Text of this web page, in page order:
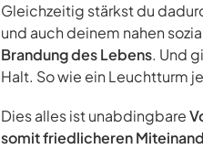
Gleichzeitig stärkst du
und auch deinem nahen
Brandung des Lebens. Und
Halt. So wie ein Leuchtturm
Dies alles ist unabdingbare
somit friedlicheren